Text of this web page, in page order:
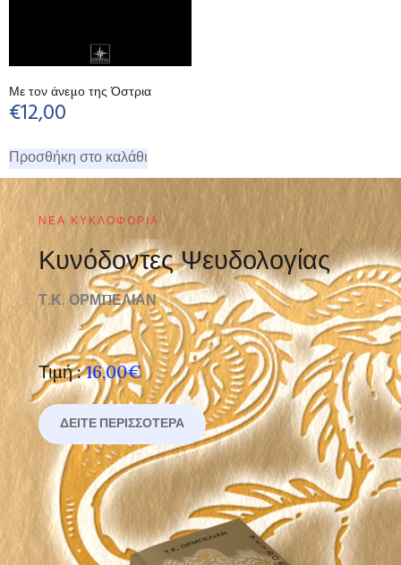
Με τον άνεμο της Όστρια
€12,00
Προσθήκη στο καλάθι
ΝΈΑ ΚΥΚΛΟΦΟΡΊΑ
Κυνόδοντες Ψευδολογίας
Τ.Κ. ΟΡΜΠΕΛΙΑΝ
Τιμή : 16,00€
ΔΕΊΤΕ ΠΕΡΙΣΣΌΤΕΡΑ